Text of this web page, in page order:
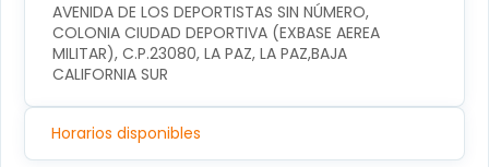
AVENIDA DE LOS DEPORTISTAS SIN NÚMERO,
COLONIA CIUDAD DEPORTIVA (EXBASE AEREA
MILITAR), C.P.23080, LA PAZ, LA PAZ,BAJA
CALIFORNIA SUR
Horarios disponibles